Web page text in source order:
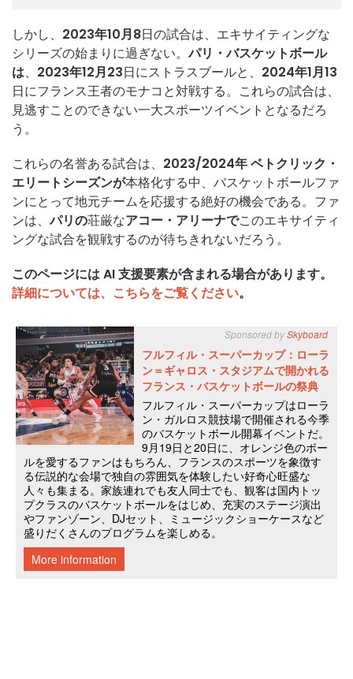
しかし、 2023年10月8日の試合は、エキサイティングな
シリーズの始まりに過ぎない。パリ・バスケットボール
は、 2023年12月23日にストラスブールと、 2024年1月13
日にフランス王者のモナコと対戦する。これらの試合は、
見逃すことのできない一大スポーツイベントとなるだろ
う。
これらの名誉ある試合は、 2023/2024年ベトクリック・
エリートシーズンが本格化する中、バスケットボールファ
ンにとって地元チームを応援する絶好の機会である。ファ
ンは、パリの荘厳なアコー・アリーナでこのエキサイティ
ングな試合を観戦するのが待ちきれないだろう。
このページには AI 支援要素が含まれる場合があります。
詳細については、こちらをご覧ください。